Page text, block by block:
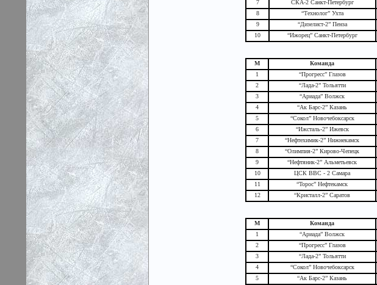
7
СКА-2 Санкт-Петербург
8
“Технолог” Ухта
9
“Дизелист-2” Пенза
10
“Ижорец” Санкт-Петербург
М
Команда
1
“Прогресс” Глазов
2
“Лада-2” Тольятти
3
“Ариада” Волжск
4
“Ак Барс-2” Казань
5
“Сокол” Новочебоксарск
6
“Ижсталь-2” Ижевск
7
“Нефтехимик-2” Нижнекамск
8
“Олимпия-2” Кирово-Чепецк
9
“Нефтяник-2” Альметьевск
10
ЦСК ВВС - 2 Самара
11
“Торос” Нефтекамск
12
“Кристалл-2” Саратов
М
Команда
1
“Ариада” Волжск
2
“Прогресс” Глазов
3
“Лада-2” Тольятти
4
“Сокол” Новочебоксарск
5
“Ак Барс-2” Казань